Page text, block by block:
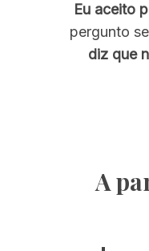
Eu aceito
pergunto
diz que
A